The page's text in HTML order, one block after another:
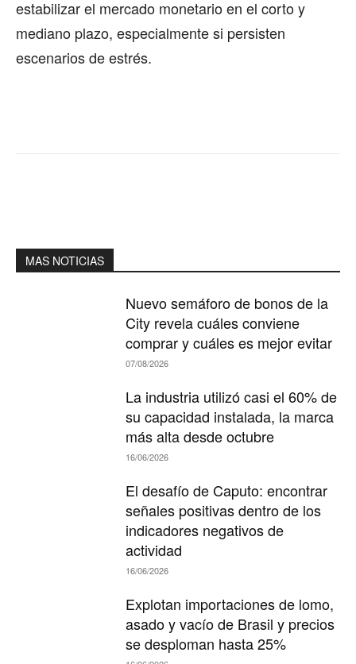
estabilizar el mercado monetario en el corto y
mediano plazo, especialmente si persisten
escenarios de estrés.
MAS NOTICIAS
Nuevo semáforo de bonos de la
City revela cuáles conviene
comprar y cuáles es mejor evitar
07/08/2026
La industria utilizó casi el 60% de
su capacidad instalada, la marca
más alta desde octubre
16/06/2026
El desafío de Caputo: encontrar
señales positivas dentro de los
indicadores negativos de
actividad
16/06/2026
Explotan importaciones de lomo,
asado y vacío de Brasil y precios
se desploman hasta 25%